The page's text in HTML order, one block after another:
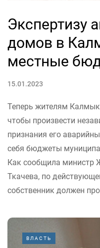
Экспертизу
домов в
местные
15.01.2023
Теперь жителям
чтобы произвести
признания его
себя бюджеты
Как сообщила министр
Ткачева, по
собственник должен
ВЛАСТЬ